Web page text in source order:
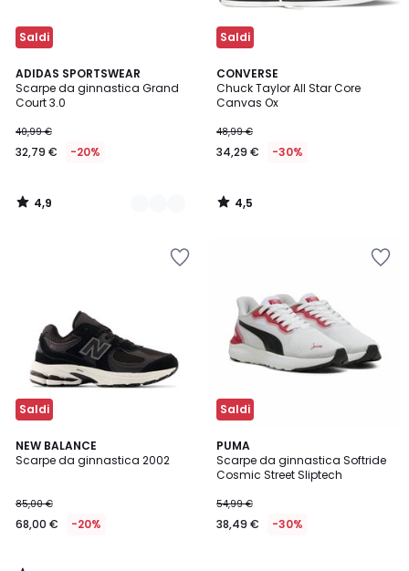
Saldi
ADIDAS SPORTSWEAR
Scarpe da ginnastica Grand
Court 3.0
40,99 €
32,79 € -20%
4,9
/ 5
4
Colori
4,9
/
Saldi
CONVERSE
Chuck Taylor All Star Core
Canvas Ox
48,99 €
34,29 € -30%
4,5
/ 5
4,5
/
Saldi
NEW BALANCE
Scarpe da ginnastica 2002
85,00 €
68,00 € -20%
4,5
/ 5
Saldi
PUMA
Scarpe da ginnastica Softride
Cosmic Street Sliptech
54,99 €
38,49 € -30%